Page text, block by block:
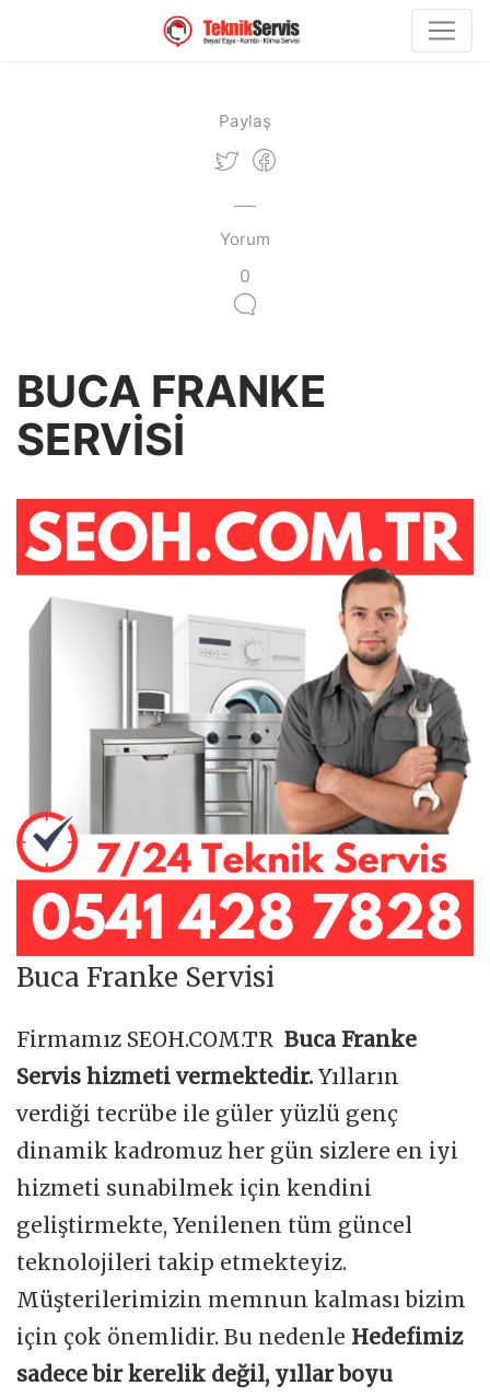
Paylaş
Yorum
0
BUCA FRANKE
SERVİSİ
Buca Franke Servisi
Firmamız SEOH.COM.TR Buca Franke
Servis hizmeti vermektedir. Yılların
verdiği tecrübe ile güler yüzlü genç
dinamik kadromuz her gün sizlere en iyi
hizmeti sunabilmek için kendini
geliştirmekte, Yenilenen tüm güncel
teknolojileri takip etmekteyiz.
Müşterilerimizin memnun kalması bizim
için çok önemlidir. Bu nedenle Hedefimiz
sadece bir kerelik değil, yıllar boyu